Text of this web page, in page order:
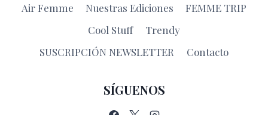
Air Femme Nuestras Ediciones
FEMME TRIP
Cool Stuff
Trendy
SUSCRIPCIÓN NEWSLETTER
Contacto
SÍGUENOS